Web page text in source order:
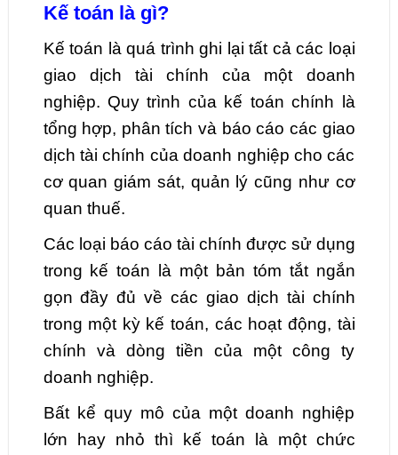
Kế toán là gì?
Kế toán là quá trình ghi lại tất cả các loại
giao dịch tài chính của một doanh
nghiệp. Quy trình của kế toán chính là
tổng hợp, phân tích và báo cáo các giao
dịch tài chính của doanh nghiệp cho các
cơ quan giám sát, quản lý cũng như cơ
quan thuế.
Các loại báo cáo tài chính được sử dụng
trong kế toán là một bản tóm tắt ngắn
gọn đầy đủ về các giao dịch tài chính
trong một kỳ kế toán, các hoạt động, tài
chính và dòng tiền của một công ty
doanh nghiệp.
Bất kể quy mô của một doanh nghiệp
lớn hay nhỏ thì kế toán là một chức